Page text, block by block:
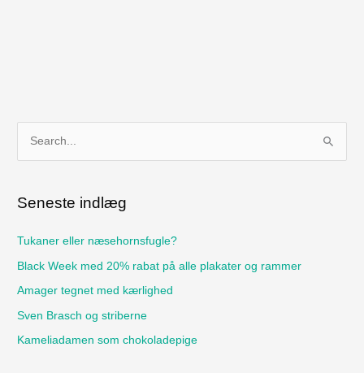
e
:
Seneste indlæg
Tukaner eller næsehornsfugle?
Black Week med 20% rabat på alle plakater og rammer
Amager tegnet med kærlighed
Sven Brasch og striberne
Kameliadamen som chokoladepige